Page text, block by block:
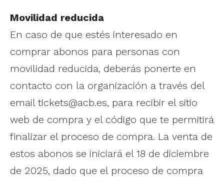
Movilidad reducida
En caso de que estés interesado en
comprar abonos para personas con
movilidad reducida, deberás ponerte en
contacto con la organización a través del
email tickets@acb.es, para recibir el sitio
web de compra y el código que te permitirá
finalizar el proceso de compra. La venta de
estos abonos se iniciará el 18 de diciembre
de 2025, dado que el proceso de compra